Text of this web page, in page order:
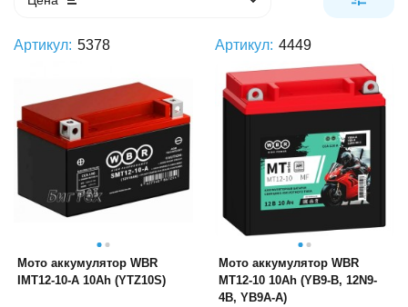
Артикул: 5378
Мото аккумулятор WBR
IMT12-10-A 10Ah (YTZ10S)
Артикул: 4449
Мото аккумулятор WBR
MT12-10 10Ah (YB9-B, 12N9-
4B, YB9A-A)